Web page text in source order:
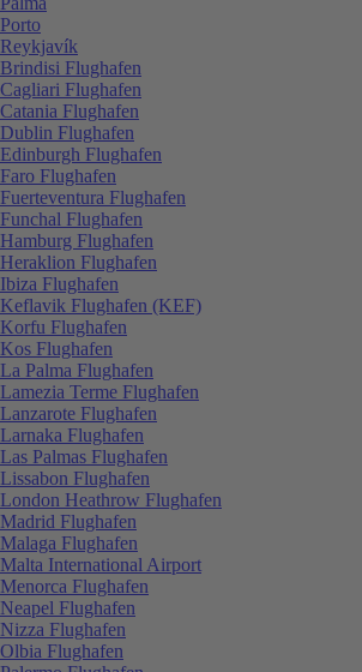
Porto
Reykjavík
Brindisi Flughafen
Cagliari Flughafen
Catania Flughafen
Dublin Flughafen
Edinburgh Flughafen
Faro Flughafen
Fuerteventura Flughafen
Funchal Flughafen
Hamburg Flughafen
Heraklion Flughafen
Ibiza Flughafen
Keflavik Flughafen (KEF)
Korfu Flughafen
Kos Flughafen
La Palma Flughafen
Lamezia Terme Flughafen
Lanzarote Flughafen
Larnaka Flughafen
Las Palmas Flughafen
Lissabon Flughafen
London Heathrow Flughafen
Madrid Flughafen
Malaga Flughafen
Malta International Airport
Menorca Flughafen
Neapel Flughafen
Nizza Flughafen
Olbia Flughafen